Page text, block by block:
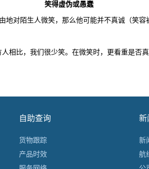
笑得虚伪或愚蠢
对陌生人微笑，那么他可能并不真诚（笑容
，我们很少笑。在微笑时，更看重是否真
自助查询
货物跟踪
产品时效
新
新
航